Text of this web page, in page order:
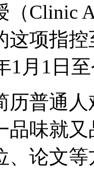
Clinic
这项指
1月1日
历普通
品味就
、论文